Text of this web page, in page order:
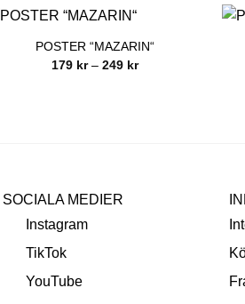
POSTER “MAZARIN“
179 kr – 249 krPrisintervall:
SOCIALA MEDIER
Instagram
TikTok
YouTube